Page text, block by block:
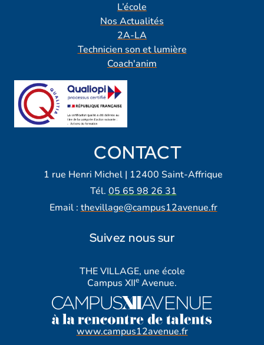
L’école
Nos Actualités
2A-LA
Technicien son et lumière
Coach'anim
CONTACT
1 rue Henri Michel | 12400 Saint-Affrique
Tél. 05 65 98 26 31
Email : thevillage@campus12avenue.fr
Suivez nous sur
THE VILLAGE, une école
Campus XIIe Avenue.
www.campus12avenue.fr